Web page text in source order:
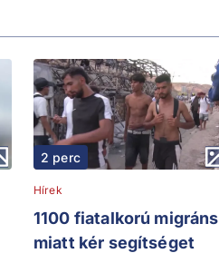
2 perc
Hírek
1100 fiatalkorú migráns
miatt kér segítséget